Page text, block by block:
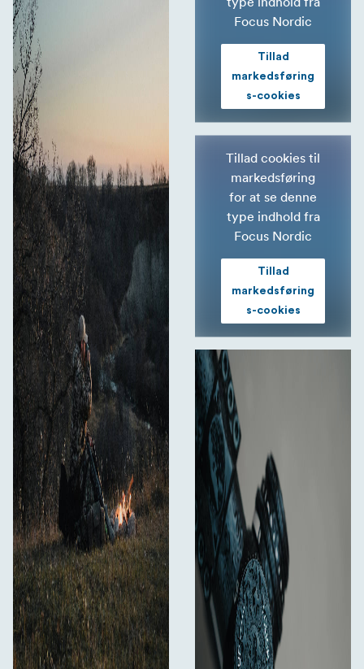
Focus Nordic
Tillad
markedsføring
s-cookies
Tillad cookies til
markedsføring
for at se denne
type indhold fra
Focus Nordic
Tillad
markedsføring
s-cookies